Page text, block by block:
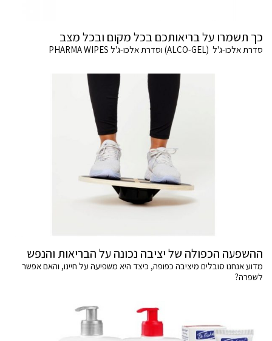
כך תשמרו על בריאותכם בכל מקום ובכל מצב
סדרת אלכו-ג'ל (ALCO-GEL) וסדרת אלכו-ג'ל PHARMA WIPES
ההשפעה הכפולה של יציבה נכונה על הבריאות והנפש
מדוע אנחנו סובלים מיציבה כפופה, כיצד היא משפיעה על חיינו, והאם אפשר
לשפרה?